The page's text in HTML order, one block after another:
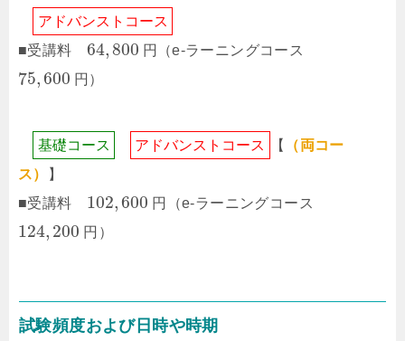
ア ドバンス ト コ ース
■受講料 64, 800 円 （e-ラーニングコース
75,600 円 ）
基礎コ ース ア ドバンス ト コ ース 【
（両コー
ス）
】
■受講料 102,600 円 （e-ラーニングコース
124, 200 円 ）
試験頻度および日時や時期